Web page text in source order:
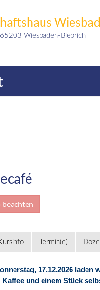
65203 Wiesbaden-Biebrich
beachten
Termin(e)
17.12.2026 laden
Kaffee und einem Stück